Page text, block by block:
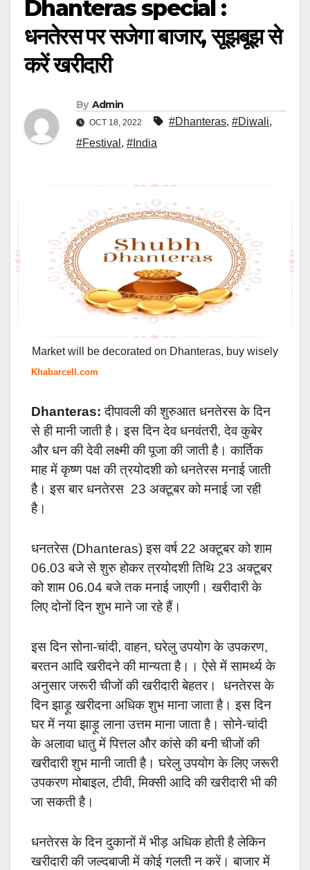
Dhanteras special :
धनतेरस पर सजेगा बाजार, सूझबूझ से
करें खरीदारी
By Admin
OCT 18, 2022 #Dhanteras, #Diwali,
#Festival , #India
Market will be decorated on Dhanteras, buy wisely
Khabarcell.com
Dhanteras: दीपावली की शुरुआत धनतेरस के दिन
से ही मानी जाती है। इस दिन देव धनवंतरी, देव कुबेर
और धन की देवी लक्ष्मी की पूजा की जाती है। कार्तिक
माह में कृष्ण पक्ष की त्रयोदशी को धनतेरस मनाई जाती
है। इस बार धनतेरस 23 अक्टूबर को मनाई जा रही
है।
धनतरेस (Dhanteras) इस वर्ष 22 अक्टूबर को शाम
06.03 बजे से शुरु होकर त्रयोदशी तिथि 23 अक्टूबर
को शाम 06.04 बजे तक मनाई जाएगी। खरीदारी के
लिए दोनों दिन शुभ माने जा रहे हैं।
इस दिन सोना-चांदी, वाहन, घरेलु उपयोग के उपकरण,
बरतन आदि खरीदने की मान्यता है।। ऐसे में सामर्थ्य के
अनुसार जरूरी चीजों की खरीदारी बेहतर। धनतेरस के
दिन झाड़ू खरीदना अधिक शुभ माना जाता है। इस दिन
घर में नया झाड़ू लाना उत्तम माना जाता है। सोने-चांदी
के अलावा धातु में पित्तल और कांसे की बनी चीजों की
खरीदारी शुभ मानी जाती है। घरेलु उपयोग के लिए जरूरी
उपकरण मोबाइल, टीवी, मिक्सी आदि की खरीदारी भी की
जा सकती है।
धनतेरस के दिन दुकानों में भीड़ अधिक होती है लेकिन
खरीदारी की जल्दबाजी में कोई गलती न करें। बाजार में